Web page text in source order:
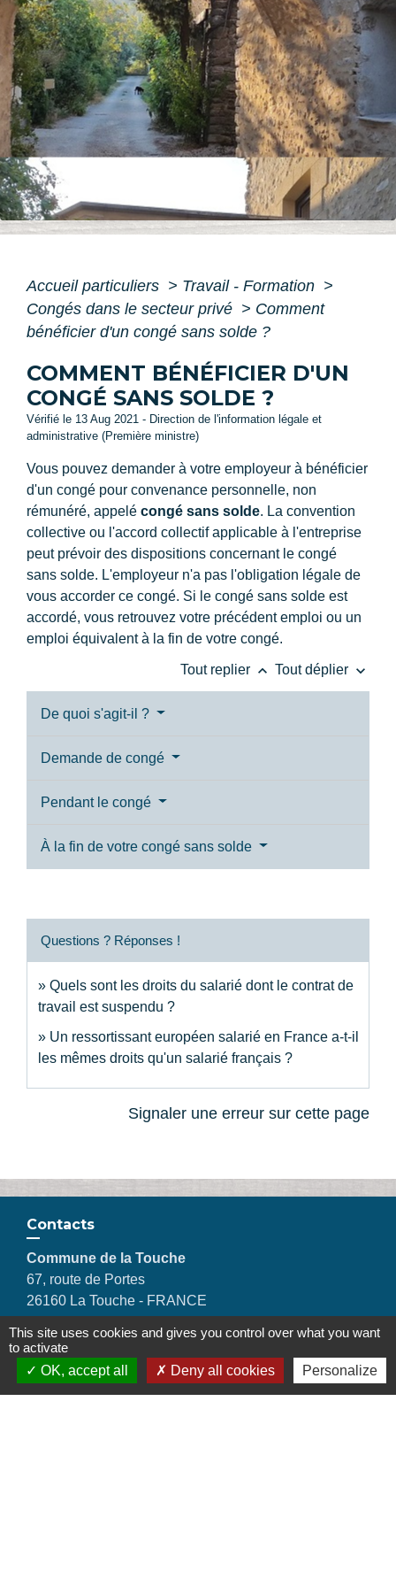
Accueil particuliers > Travail - Formation >
Congés dans le secteur privé > Comment
bénéficier d'un congé sans solde ?
COMMENT BÉNÉFICIER D'UN
CONGÉ SANS SOLDE ?
Vérifié le 13 Aug 2021 - Direction de l'information légale et
administrative (Première ministre)
Vous pouvez demander à votre employeur à bénéficier
d'un congé pour convenance personnelle, non
rémunéré, appelé congé sans solde. La convention
collective ou l'accord collectif applicable à l'entreprise
peut prévoir des dispositions concernant le congé
sans solde. L'employeur n'a pas l'obligation légale de
vous accorder ce congé. Si le congé sans solde est
accordé, vous retrouvez votre précédent emploi ou un
emploi équivalent à la fin de votre congé.
Tout replier keyboard_arrow_up Tout déplier keyboard_arrow_down
De quoi s'agit-il ?
Demande de congé
Pendant le congé
À la fin de votre congé sans solde
Questions ? Réponses !
Quels sont les droits du salarié dont le contrat de
travail est suspendu ?
Un ressortissant européen salarié en France a-t-il
les mêmes droits qu'un salarié français ?
Signaler une erreur sur cette page
Contacts
Commune de la Touche
67, route de Portes
26160 La Touche - FRANCE
Contact par formulaire
This site uses cookies and gives you control over what you want
to activate
OK, accept all
Deny all cookies Personalize